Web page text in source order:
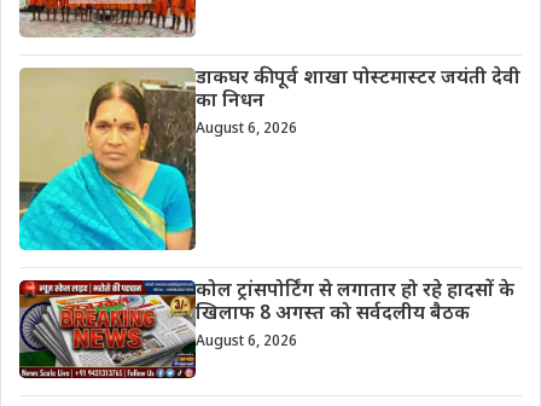
डाकघर की पूर्व शाखा पोस्टमास्टर जयंती देवी
का निधन
August 6, 2026
कोल ट्रांसपोर्टिंग से लगातार हो रहे हादसों के
खिलाफ 8 अगस्त को सर्वदलीय बैठक
August 6, 2026